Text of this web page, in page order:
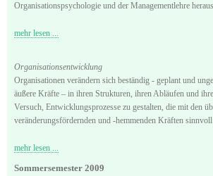
Organisationspsychologie und der Managementlehre heraus
mehr lesen ...
Organisationsentwicklung
Organisationen verändern sich beständig - geplant und
äußere Kräfte – in ihren Strukturen, ihren Abläufen und
Versuch, Entwicklungsprozesse zu gestalten, die mit den
veränderungsfördernden und -hemmenden Kräften sinnvoll
mehr lesen ...
Sommersemester 2009